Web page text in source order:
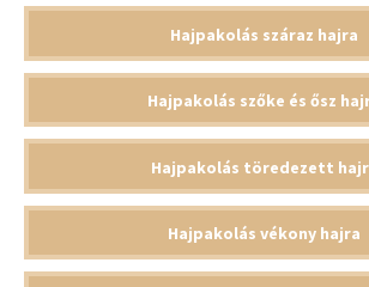
Hajpakolás száraz hajra
Hajpakolás szőke és ősz
Hajpakolás töredezett
Hajpakolás vékony hajra